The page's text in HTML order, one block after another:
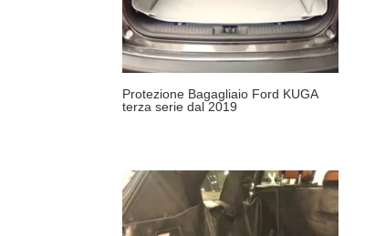
Protezione Bagagliaio Ford KUGA
terza serie dal 2019